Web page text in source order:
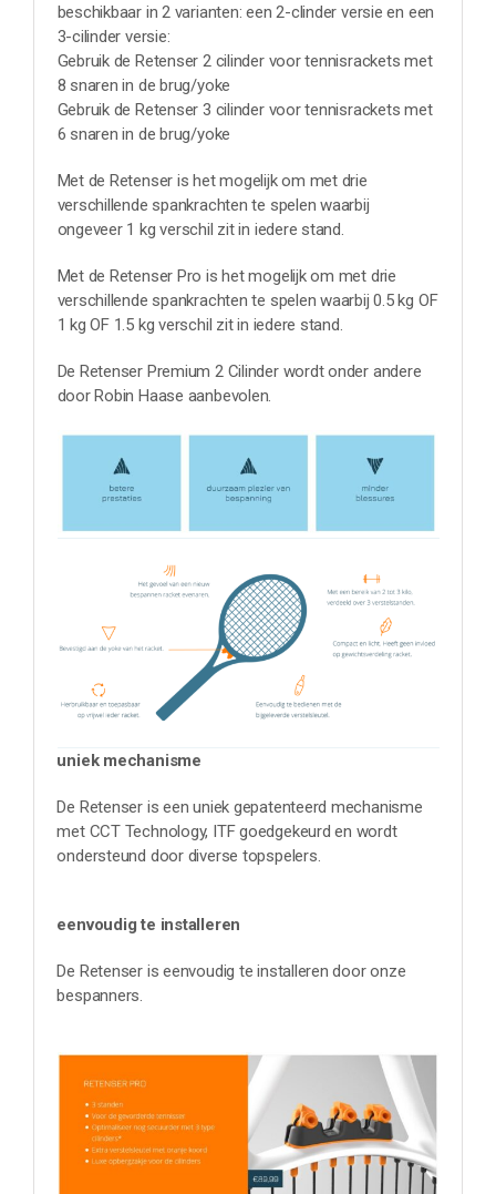
beschikbaar in 2 varianten: een 2-clinder versie en een
3-cilinder versie:
Gebruik de Retenser 2 cilinder voor tennisrackets met
8 snaren in de brug/yoke
Gebruik de Retenser 3 cilinder voor tennisrackets met
6 snaren in de brug/yoke
Met de Retenser is het mogelijk om met drie
verschillende spankrachten te spelen waarbij
ongeveer 1 kg verschil zit in iedere stand.
Met de Retenser Pro is het mogelijk om met drie
verschillende spankrachten te spelen waarbij 0.5 kg OF
1 kg OF 1.5 kg verschil zit in iedere stand.
De Retenser Premium 2 Cilinder wordt onder andere
door Robin Haase aanbevolen.
uniek mechanisme
De Retenser is een uniek gepatenteerd mechanisme
met CCT Technology, ITF goedgekeurd en wordt
ondersteund door diverse topspelers.
eenvoudig te installeren
De Retenser is eenvoudig te installeren door onze
bespanners.